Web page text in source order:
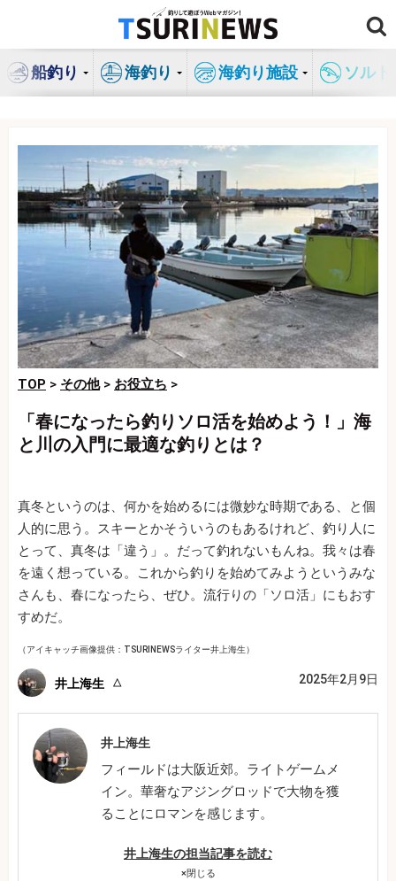
ン
船釣り 海釣り 海釣り施設 ソル
TOP > その他> お役立ち >
「春になったら釣りソロ活を始めよう！」海
と川の入門に最適な釣りとは？
真冬というのは、何かを始めるには微妙な時期である、と個
人的に思う。スキーとかそういうのもあるけれど、釣り人に
とって、真冬は「違う」。だって釣れないもんね。我々は春
を遠く想っている。これから釣りを始めてみようというみな
さんも、春になったら、ぜひ。流行りの「ソロ活」にもおす
すめだ。
（アイキャッチ画像提供：TSURINEWSライター井上海生）
井上海生 2025年2月9日
井上海生
フィールドは大阪近郊。ライトゲームメ
イン。華奢なアジングロッドで大物を獲
ることにロマンを感じます。
井上海生の担当記事を読む
×閉じる